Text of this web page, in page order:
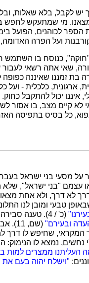
יש לקבל, בלא שאלות,
מי שמתעקש לחפש בו
לכוהנים, הפועל
ועל הפרה
כנוסח בו השתמש
שאי אתה רשאי לעבור
זמננו שאיננה כפופה
ארגונית, כלכלית -
איננו יכול להתקבל
לא קיים מצב, בו אסור
כל בסיס בתפיסה
מסעי בני ישראל
עצמם "בני ישראל",
לא דרך, ולא אחת
טבעי ומובן לנו
(כ' / 4). טענה
ובעירם"
(שם,
המקראי, שחיפש לו דרך
העליתנו ממצרים למות
"וישלח יהוה בעם